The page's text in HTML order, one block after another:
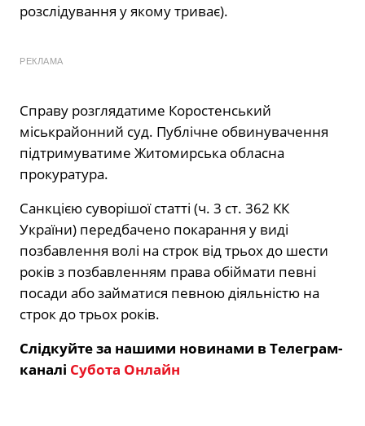
розслідування у якому триває).
РЕКЛАМА
Справу розглядатиме Коростенський
міськрайонний суд. Публічне обвинувачення
підтримуватиме Житомирська обласна
прокуратура.
Санкцією суворішої статті (ч. 3 ст. 362 КК
України) передбачено покарання у виді
позбавлення волі на строк від трьох до шести
років з позбавленням права обіймати певні
посади або займатися певною діяльністю на
строк до трьох років.
Слідкуйте за нашими новинами в Телеграм-
каналі Субота Онлайн